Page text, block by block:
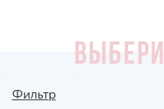
ВЫБЕРИ
Фильтр